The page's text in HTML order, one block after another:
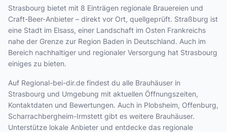
Strasbourg bietet mit 8 Einträgen regionale Brauereien und
Craft-Beer-Anbieter – direkt vor Ort, quellgeprüft. Straßburg ist
eine Stadt im Elsass, einer Landschaft im Osten Frankreichs
nahe der Grenze zur Region Baden in Deutschland. Auch im
Bereich nachhaltiger und regionaler Versorgung hat Strasbourg
einiges zu bieten.
Auf Regional-bei-dir.de findest du alle Brauhäuser in
Strasbourg und Umgebung mit aktuellen Öffnungszeiten,
Kontaktdaten und Bewertungen. Auch in Plobsheim, Offenburg,
Scharrachbergheim-Irmstett gibt es weitere Brauhäuser.
Unterstütze lokale Anbieter und entdecke das regionale